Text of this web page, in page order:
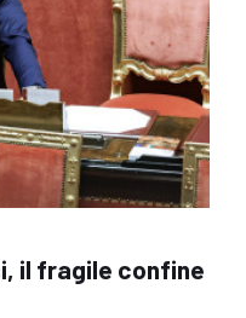
il fragile confine